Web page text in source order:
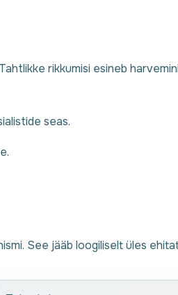
rikkumisi esineb
seas.
See jääb loogiliselt üles